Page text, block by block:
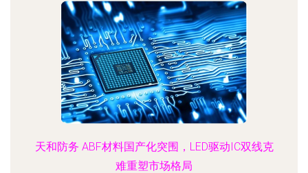
天和防务 ABF材料国产化突围，LED驱动IC双线克
难重塑市场格局